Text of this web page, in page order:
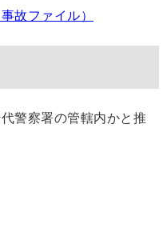
故ファイル）
警察署の管轄内かと推